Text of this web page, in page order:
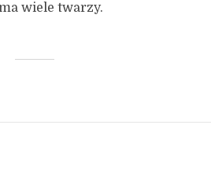
wiele twarzy.